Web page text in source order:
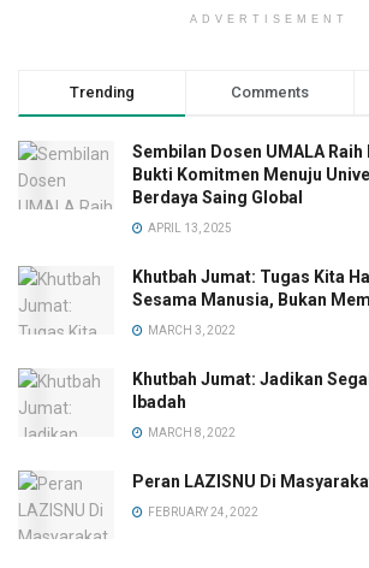
ADVERTISEMENT
Trending Comments
Sembilan Dosen UMALA
Bukti Komitmen Menuju
Berdaya Saing Global
APRIL 13, 2025
Khutbah Jumat: Tugas Kita
Sesama Manusia, Bukan
MARCH 3, 2022
Khutbah Jumat: Jadikan
Ibadah
MARCH 8, 2022
Peran LAZISNU Di
FEBRUARY 24, 2022